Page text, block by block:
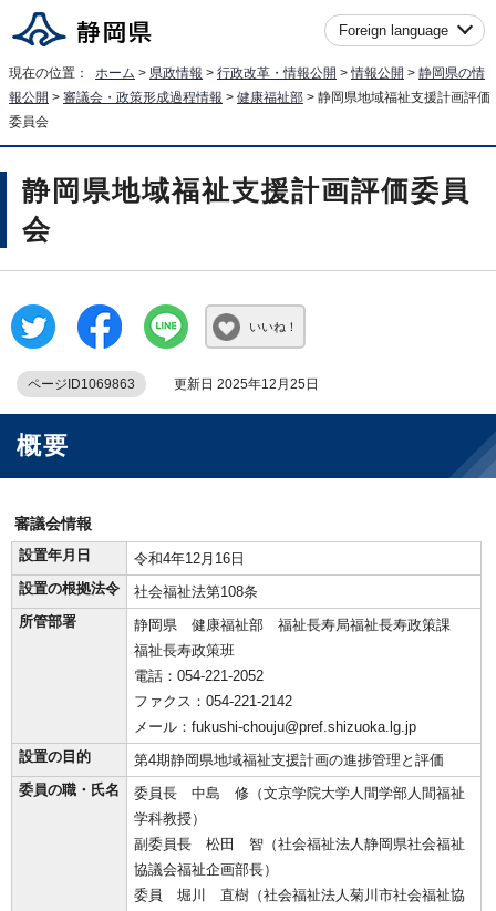
Foreign language
現在の位置： ホーム > 県政情報 > 行政改革・情報公開 >情報公開 > 静岡県の情
報公開 > 審議会・政策形成過程情報 > 健康福祉部 > 静岡県地域福祉支援計画評価
委員会
静岡県地域福祉支援計画評価委員
会
いいね！
ページID1069863 更新日 2025年12月25日
概要
審議会情報
設置年月日
令和4年12月16日
設置の根拠法令
社会福祉法第108条
所管部署
静岡県 健康福祉部 福祉長寿局福祉長寿政策課
福祉長寿政策班
電話：054-221-2052
ファクス：054-221-2142
メール：fukushi-chouju@pref.shizuoka.lg.jp
設置の目的
第4期静岡県地域福祉支援計画の進捗管理と評価
委員の職・氏名
委員長 中島 修（文京学院大学人間学部人間福祉
学科教授）
副委員長 松田 智（社会福祉法人静岡県社会福祉
協議会福祉企画部長）
委員 堀川 直樹（社会福祉法人菊川市社会福祉協